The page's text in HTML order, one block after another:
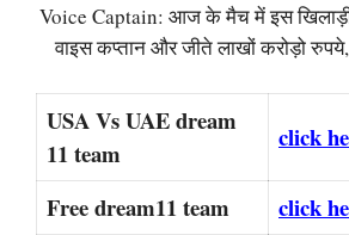
Voice Captain: आज के मैच में इस खिलाड़ी
वाइस कप्तान और जीते लाखों करोड़ो
USA Vs UAE dream
11 team
click
Free dream11 team
click